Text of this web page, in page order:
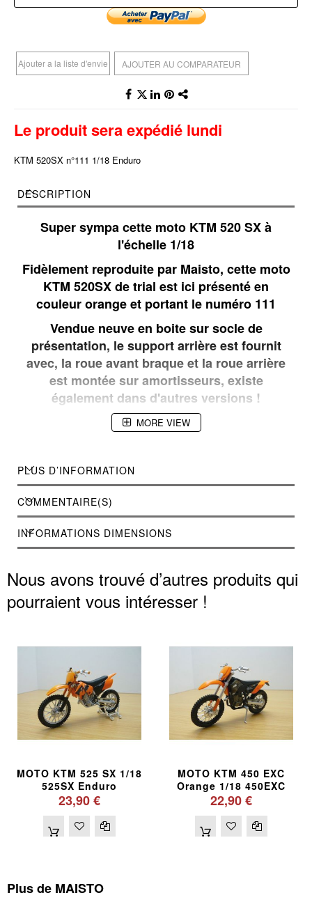
Ajouter a la liste d'envie AJOUTER AU COMPARATEUR
Le produit sera expédié lundi
KTM 520SX n°111 1/18 Enduro
DESCRIPTION
Super sympa cette moto KTM 520 SX à
l'échelle 1/18
Fidèlement reproduite par Maisto, cette moto
KTM 520SX de trial est ici présenté en
couleur orange et portant le numéro 111
Vendue neuve en boite sur socle de
présentation, le support arrière est fournit
avec, la roue avant braque et la roue arrière
est montée sur amortisseurs, existe
également dans d'autres versions !
MORE VIEW
PLUS D’INFORMATION
COMMENTAIRE(S)
INFORMATIONS DIMENSIONS
Nous avons trouvé d’autres produits qui
pourraient vous intéresser !
MOTO KTM 525 SX 1/18
525SX Enduro
23,90 €
MOTO KTM 450 EXC
Orange 1/18 450EXC
22,90 €
Plus de MAISTO